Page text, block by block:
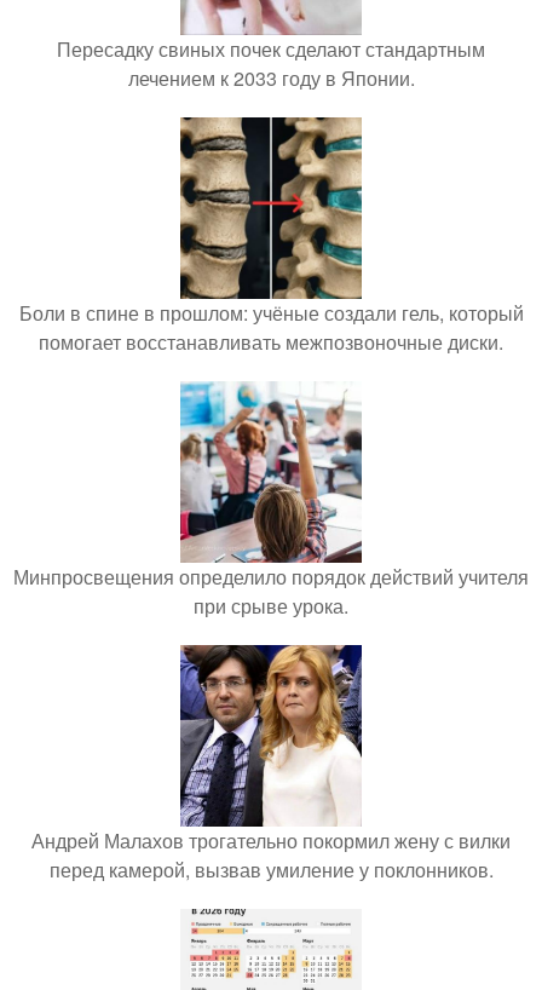
Пересадку свиных почек сделают стандартным
лечением к 2033 году в Японии.
Боли в спине в прошлом: учёные создали гель, который
помогает восстанавливать межпозвоночные диски.
Минпросвещения определило порядок действий учителя
при срыве урока.
Андрей Малахов трогательно покормил жену с вилки
перед камерой, вызвав умиление у поклонников.